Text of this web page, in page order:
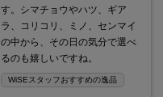
す。シマチョウやハツ、ギア
ラ、コリコリ、ミノ、センマイ
の中から、その日の気分で選べ
るのも嬉しいですね。
WiSEスタッフおすすめの逸品